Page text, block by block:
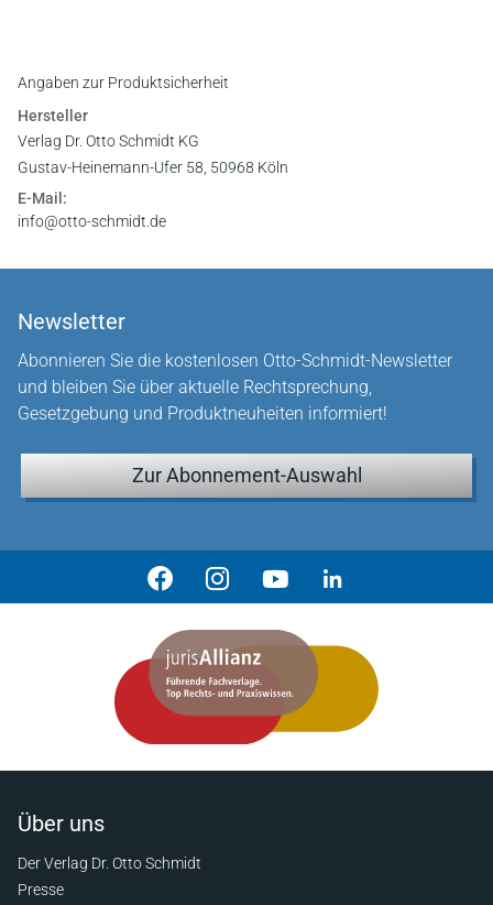
Angaben zur Produktsicherheit
Hersteller
Verlag Dr. Otto Schmidt KG
Gustav-Heinemann-Ufer 58, 50968 Köln
E-Mail:
info@otto-schmidt.de
Newsletter
Abonnieren Sie die kostenlosen Otto-Schmidt-Newsletter
und bleiben Sie über aktuelle Rechtsprechung,
Gesetzgebung und Produktneuheiten informiert!
Zur Abonnement-Auswahl
Über uns
Der Verlag Dr. Otto Schmidt
Presse